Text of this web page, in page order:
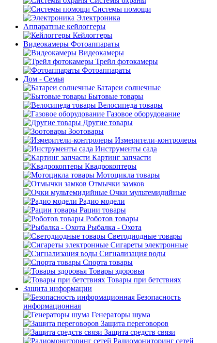
Системы помощи
Электроника
Аппаратные кейлоггеры
Кейлоггеры
Видеокамеры Фотоаппараты
Видеокамеры
Трейл фотокамеры
Фотоаппараты
Дом - Семья
Батареи солнечные
Бытовые товары
Велосипеда товары
Газовое оборудование
Другие товары
Зоотовары
Измерители-контролеры
Инструменты сада
Картинг запчасти
Квадрокоптеры
Мотоцикла товары
Отмычки замков
Очки мультемидийные
Радио модели
Рации товары
Роботов товары
Рыбалка - Охота
Светодиодные товары
Сигареты электронные
Сигнализация воды
Спорта товары
Товары здоровья
Товары при бетствиях
Защита информации
Безопасность
информационная
Генераторы шума
Защита переговоров
Защита средств связи
Радиомониторинг сетей